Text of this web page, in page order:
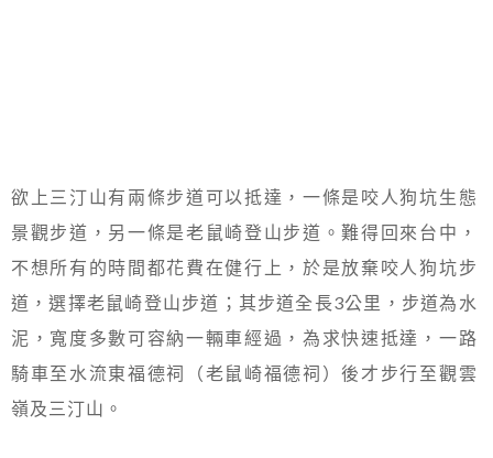
欲上三汀山有兩條步道可以抵達，一條是咬人狗坑生態
景觀步道，另一條是老鼠崎登山步道。難得回來台中，
不想所有的時間都花費在健行上，於是放棄咬人狗坑步
道，選擇老鼠崎登山步道；其步道全長3公里，步道為水
泥，寬度多數可容納一輛車經過，為求快速抵達，一路
騎車至水流東福德祠（老鼠崎福德祠）後才步行至觀雲
嶺及三汀山。